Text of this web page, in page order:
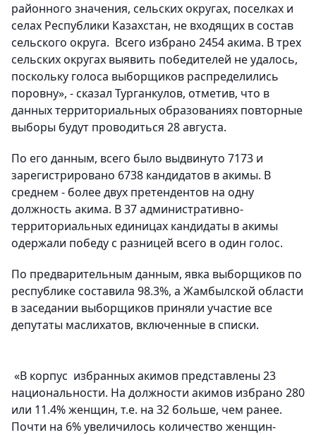
районного значения, сельских округах, поселках и
селах Республики Казахстан, не входящих в состав
сельского округа. Всего избрано 2454 акима. В трех
сельских округах выявить победителей не удалось,
поскольку голоса выборщиков распределились
поровну», - сказал Турганкулов, отметив, что в
данных территориальных образованиях повторные
выборы будут проводиться 28 августа.
По его данным, всего было выдвинуто 7173 и
зарегистрировано 6738 кандидатов в акимы. В
среднем - более двух претендентов на одну
должность акима. В 37 административно-
территориальных единицах кандидаты в акимы
одержали победу с разницей всего в один голос.
По предварительным данным, явка выборщиков по
республике составила 98.3%, а Жамбылской области
в заседании выборщиков приняли участие все
депутаты маслихатов, включенные в списки.
«В корпус избранных акимов представлены 23
национальности. На должности акимов избрано 280
или 11.4% женщин, т.е. на 32 больше, чем ранее.
Почти на 6% увеличилось количество женщин-